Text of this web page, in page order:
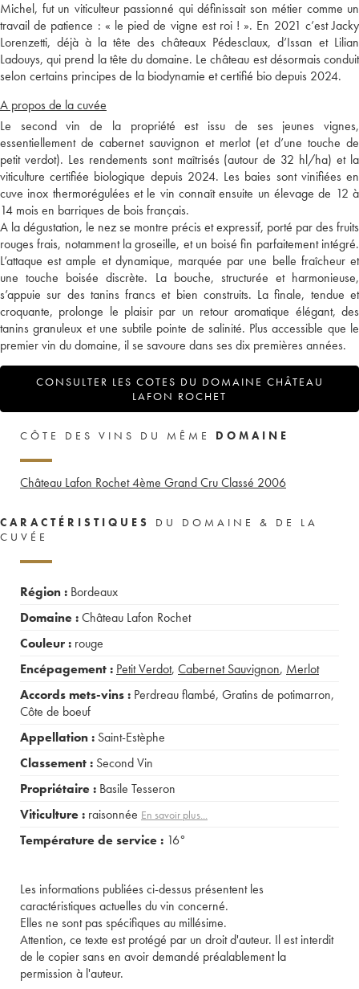
Michel, fut un viticulteur passionné qui définissait son métier comme un
travail de patience : « le pied de vigne est roi ! ». En 2021 c’est Jacky
Lorenzetti, déjà à la tête des châteaux Pédesclaux, d’Issan et Lilian
Ladouys, qui prend la tête du domaine. Le château est désormais conduit
selon certains principes de la biodynamie et certifié bio depuis 2024.
A propos de la cuvée
Le second vin de la propriété est issu de ses jeunes vignes,
essentiellement de cabernet sauvignon et merlot (et d’une touche de
petit verdot). Les rendements sont maîtrisés (autour de 32 hl/ha) et la
viticulture certifiée biologique depuis 2024. Les baies sont vinifiées en
cuve inox thermorégulées et le vin connaît ensuite un élevage de 12 à
14 mois en barriques de bois français.
A la dégustation, le nez se montre précis et expressif, porté par des fruits
rouges frais, notamment la groseille, et un boisé fin parfaitement intégré.
L’attaque est ample et dynamique, marquée par une belle fraîcheur et
une touche boisée discrète. La bouche, structurée et harmonieuse,
s’appuie sur des tanins francs et bien construits. La finale, tendue et
croquante, prolonge le plaisir par un retour aromatique élégant, des
tanins granuleux et une subtile pointe de salinité. Plus accessible que le
premier vin du domaine, il se savoure dans ses dix premières années.
CONSULTER LES COTES DU DOMAINE CHÂTEAU
LAFON ROCHET
CÔTE DES VINS DU MÊME DOMAINE
Château Lafon Rochet 4ème Grand Cru Classé 2006
CARACTÉRISTIQUES
DU DOMAINE & DE LA
CUVÉE
Région : Bordeaux
Domaine :Château Lafon Rochet
Couleur : rouge
Encépagement : Petit Verdot, Cabernet Sauvignon, Merlot
Accords mets-vins : Perdreau flambé, Gratins de potimarron,
Côte de boeuf
Appellation : Saint-Estèphe
Classement : Second Vin
Propriétaire : Basile Tesseron
Viticulture : raisonnée En savoir plus...
Température de service : 16°
Les informations publiées ci-dessus présentent les
caractéristiques actuelles du vin concerné.
Elles ne sont pas spécifiques au millésime.
Attention, ce texte est protégé par un droit d'auteur. Il est interdit
de le copier sans en avoir demandé préalablement la
permission à l'auteur.